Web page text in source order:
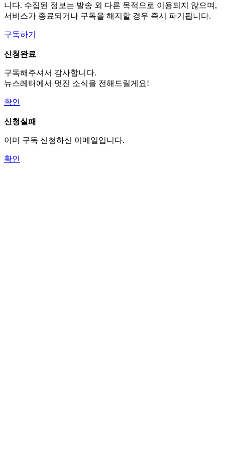
니다. 수집된 정보는 발송 외 다른 목적으로 이용되지 않으며,
서비스가 종료되거나 구독을 해지할 경우 즉시 파기됩니다.
구독하기
신청완료
구독해주셔서 감사합니다.
뉴스레터에서 멋진 소식을 전해드릴게요!
확인
신청실패
이미 구독 신청하신 이메일입니다.
확인